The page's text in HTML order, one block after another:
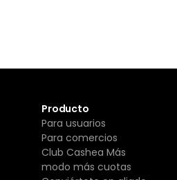
Producto
Para usuarios
Para comercios
Club Cashea Más
modo más cuotas